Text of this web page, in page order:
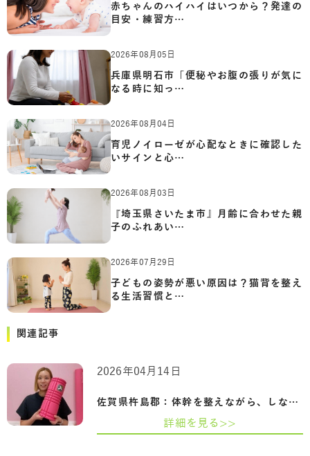
赤ちゃんのハイハイはいつから？発達の
目安・練習方…
2026年08月05日
兵庫県明石市「便秘やお腹の張りが気に
なる時に知っ…
2026年08月04日
育児ノイローゼが心配なときに確認した
いサインと心…
2026年08月03日
『埼玉県さいたま市』月齢に合わせた親
子のふれあい…
2026年07月29日
子どもの姿勢が悪い原因は？猫背を整え
る生活習慣と…
関連記事
佐賀県杵島郡：体幹を整えながら、しなや…
2026年04月14日
詳細を見る>>